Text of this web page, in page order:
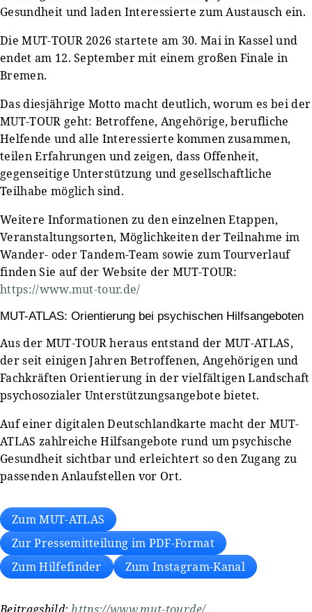
Gesundheit und laden Interessierte zum Austausch ein.
Die MUT-TOUR 2026 startete am 30. Mai in Kassel und
endet am 12. September mit einem großen Finale in
Bremen.
Das diesjährige Motto macht deutlich, worum es bei der
MUT-TOUR geht: Betroffene, Angehörige, berufliche
Helfende und alle Interessierte kommen zusammen,
teilen Erfahrungen und zeigen, dass Offenheit,
gegenseitige Unterstützung und gesellschaftliche
Teilhabe möglich sind.
Weitere Informationen zu den einzelnen Etappen,
Veranstaltungsorten, Möglichkeiten der Teilnahme im
Wander- oder Tandem-Team sowie zum Tourverlauf
finden Sie auf der Website der MUT-TOUR:
https://www.mut-tour.de/
MUT-ATLAS: Orientierung bei psychischen Hilfsangeboten
Aus der MUT-TOUR heraus entstand der MUT-ATLAS,
der seit einigen Jahren Betroffenen, Angehörigen und
Fachkräften Orientierung in der vielfältigen Landschaft
psychosozialer Unterstützungsangebote bietet.
Auf einer digitalen Deutschlandkarte macht der MUT-
ATLAS zahlreiche Hilfsangebote rund um psychische
Gesundheit sichtbar und erleichtert so den Zugang zu
passenden Anlaufstellen vor Ort.
Zum MUT-ATLAS
Zur Pressemitteilung im PDF-Format
Zum Hilfefinder
Zum Instagram-Kanal